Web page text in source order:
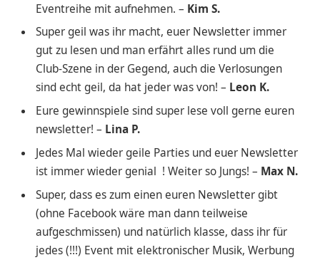
Eventreihe mit aufnehmen. – Kim S.
Super geil was ihr macht, euer Newsletter immer
gut zu lesen und man erfährt alles rund um die
Club-Szene in der Gegend, auch die Verlosungen
sind echt geil, da hat jeder was von! – Leon K.
Eure gewinnspiele sind super lese voll gerne euren
newsletter! – Lina P.
Jedes Mal wieder geile Parties und euer Newsletter
ist immer wieder genial ! Weiter so Jungs! – Max N.
Super, dass es zum einen euren Newsletter gibt
(ohne Facebook wäre man dann teilweise
aufgeschmissen) und natürlich klasse, dass ihr für
jedes (!!!) Event mit elektronischer Musik, Werbung